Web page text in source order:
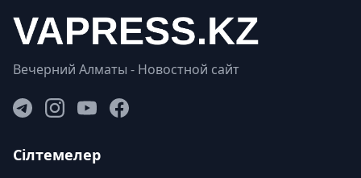
Вечерний Алматы - Новостной сайт
Сілтемелер